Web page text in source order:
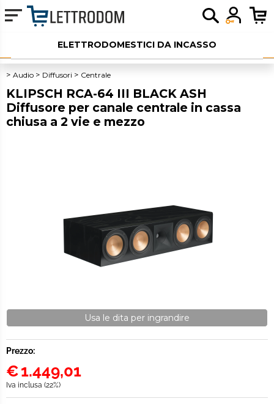
ELETTRODOMESTICI DA INCASSO
ELETTRODOMESTICI LIBERA INSTALLAZIONE
PICCOLI ELETTRODOMESTICI
AUDIO
Audio Diffusori Centrale
KLIPSCH RCA-64 III BLACK ASH
Diffusore per canale centrale in cassa
chiusa a 2 vie e mezzo
Usa le dita per ingrandire
Prezzo:
€1.449,01
Iva inclusa (22%)